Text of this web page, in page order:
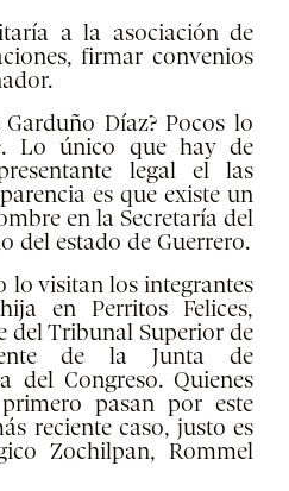
a la asociación de
firmar convenios
Garduño Díaz? Pocos lo
Lo único que hay de
legal el las
es que existe un
en la Secretaría del
del estado de Guerrero.
lo visitan los integrantes
en Perritos Felices,
del Tribunal Superior de
de la Junta de
del Congreso. Quienes
pasan por este
reciente caso, justo es
Zochilpan, Rommel